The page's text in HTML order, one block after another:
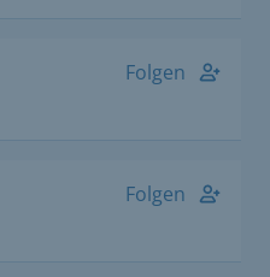
Folgen
Folgen